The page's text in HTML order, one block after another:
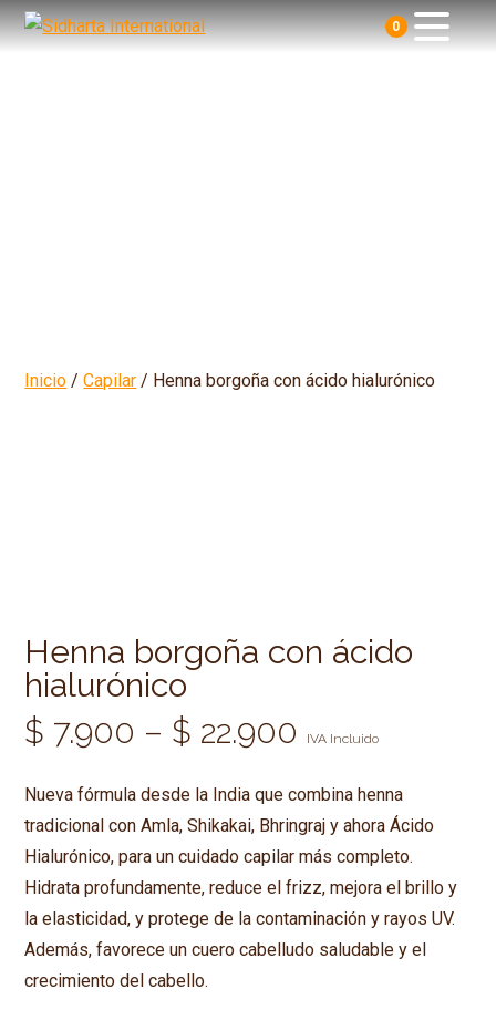
0
Inicio /Capilar / Henna borgoña con ácido hialurónico
Henna borgoña con ácido
hialurónico
$ 7.900 – $ 22.900 Price
range:
$ 7.900
through
$ 22.900
IVA Incluido
Nueva fórmula desde la India que combina henna
tradicional con Amla, Shikakai, Bhringraj y ahora Ácido
Hialurónico, para un cuidado capilar más completo.
Hidrata profundamente, reduce el frizz, mejora el brillo y
la elasticidad, y protege de la contaminación y rayos UV.
Además, favorece un cuero cabelludo saludable y el
crecimiento del cabello.